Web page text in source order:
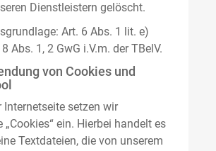
Dienstleistern gelöscht.
Art. 6 Abs. 1 lit. e)
Abs. 1, 2 GwG i.V.m. der TBelV.
von Cookies und
Internetseite setzen wir
„Cookies“ ein. Hierbei handelt es
Textdateien, die von unserem